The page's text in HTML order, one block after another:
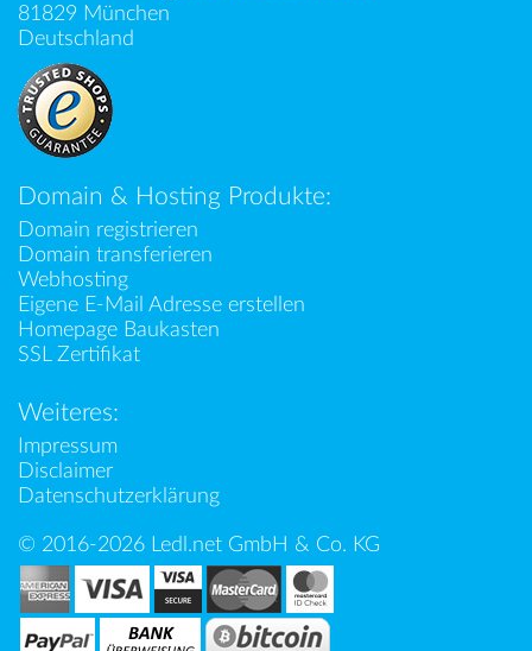
81829 München
Deutschland
Domain & Hosting Produkte:
Domain registrieren
Domain transferieren
Webhosting
Eigene E-Mail Adresse erstellen
Homepage Baukasten
SSL Zertifikat
Weiteres:
Impressum
Disclaimer
Datenschutzerklärung
© 2016-2026 Ledl.net GmbH & Co. KG